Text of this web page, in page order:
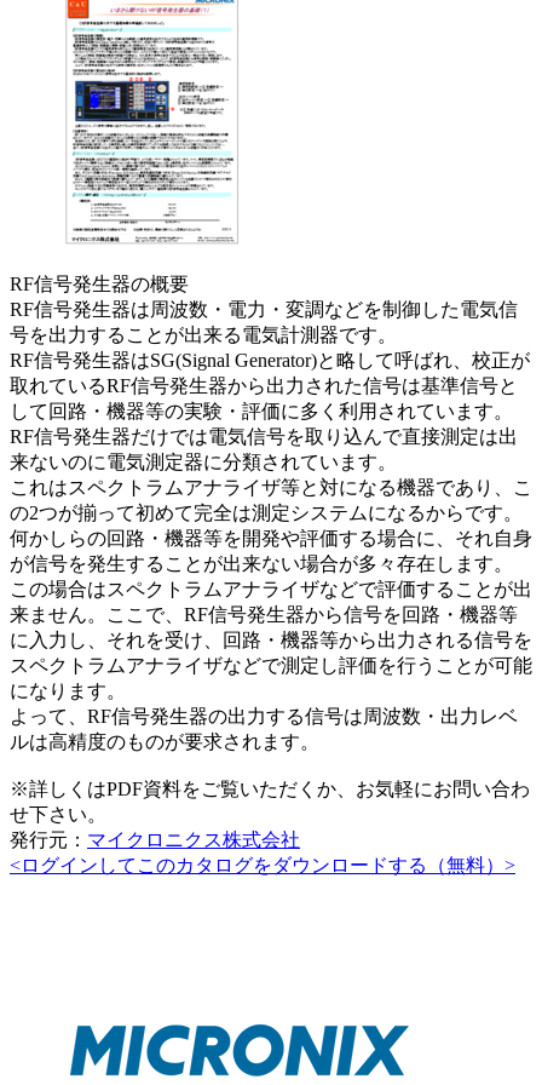
RF信号発生器の概要
RF信号発生器は周波数・電力・変調などを制御した電気信
号を出力することが出来る電気計測器です。
RF信号発生器はSG(Signal Generator)と略して呼ばれ、校正が
取れているRF信号発生器から出力された信号は基準信号と
して回路・機器等の実験・評価に多く利用されています。
RF信号発生器だけでは電気信号を取り込んで直接測定は出
来ないのに電気測定器に分類されています。
これはスペクトラムアナライザ等と対になる機器であり、こ
の2つが揃って初めて完全は測定システムになるからです。
何かしらの回路・機器等を開発や評価する場合に、それ自身
が信号を発生することが出来ない場合が多々存在します。
この場合はスペクトラムアナライザなどで評価することが出
来ません。ここで、RF信号発生器から信号を回路・機器等
に入力し、それを受け、回路・機器等から出力される信号を
スペクトラムアナライザなどで測定し評価を行うことが可能
になります。
よって、RF信号発生器の出力する信号は周波数・出力レベ
ルは高精度のものが要求されます。
※詳しくはPDF資料をご覧いただくか、お気軽にお問い合わ
せ下さい。
発行元： マイクロニクス株式会社
<ログインしてこのカタログをダウンロードする（無料）>